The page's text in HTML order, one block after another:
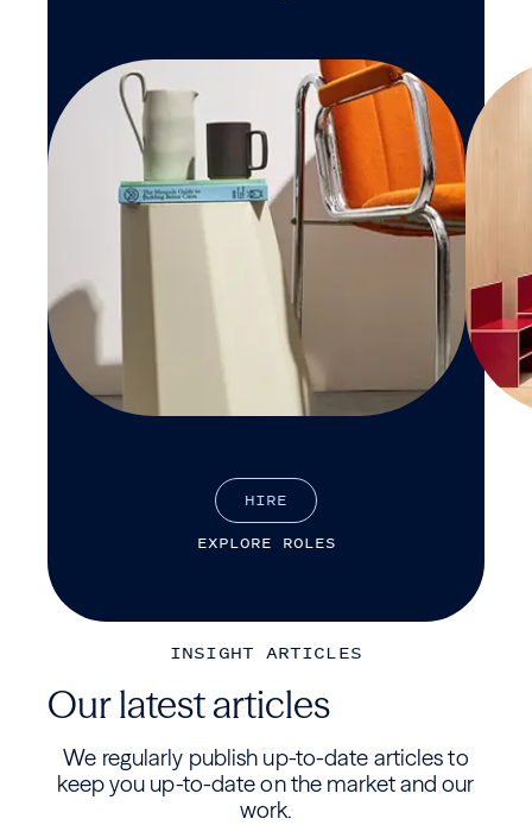
HIRE
EXPLORE ROLES
INSIGHT ARTICLES
Our latest articles
We regularly publish up-to-date articles to
keep you up-to-date on the market and our
work.